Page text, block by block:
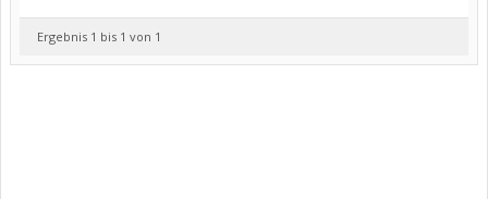
Ergebnis 1 bis 1 von 1